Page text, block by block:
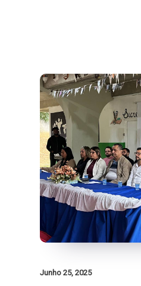
Junho 25, 2025